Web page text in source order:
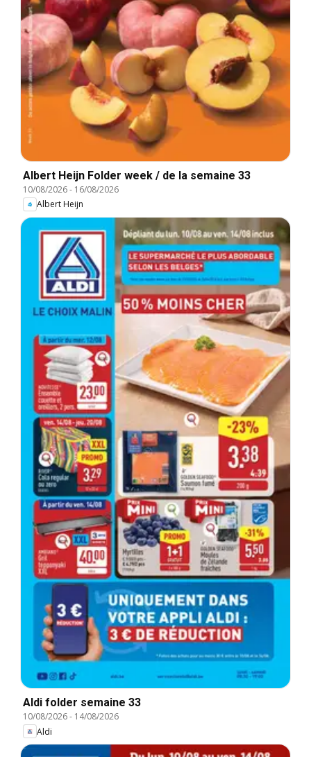
Albert Heijn Folder week / de la semaine 33
10/08/2026- 16/08/2026
Albert Heijn
Aldi folder semaine 33
10/08/2026- 14/08/2026
Aldi